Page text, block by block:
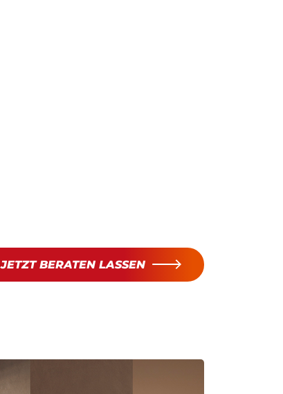
JETZT BERATEN LASSEN